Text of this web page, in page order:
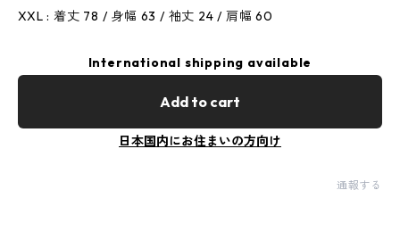
XXL : 着丈 78 / 身幅 63 / 袖丈 24 / 肩幅 60
International shipping available
Add to cart
日本国内にお住まいの方向け
通報する